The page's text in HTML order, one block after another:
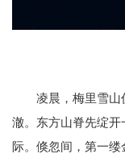
凌晨，梅里雪
澈。东方山脊先绽
际。倏忽间，第一